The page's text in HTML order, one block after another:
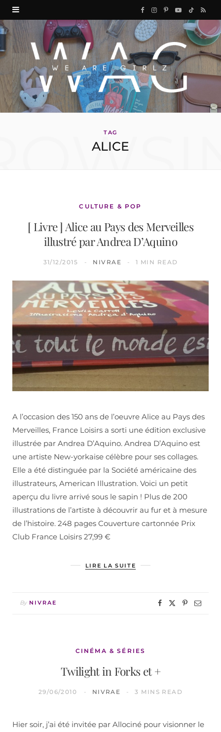
F
a
c
e
b
o
I
n
s
a
P
n
e
Y
o
u
u
T
i
k
R
S
TAG
ALICE
CULTURE & POP
[ Livre ] Alice au Pays des Merveilles
illustré par Andrea D’Aquino
31/12/2015 NIVRAE 1 MIN READ
A l’occasion des 150 ans de l’oeuvre Alice au Pays des
Merveilles, France Loisirs a sorti une édition exclusive
illustrée par Andrea D’Aquino. Andrea D’Aquino est
une artiste New-yorkaise célèbre pour ses collages.
Elle a été distinguée par la Société américaine des
illustrateurs, American Illustration. Voici un petit
aperçu du livre arrivé sous le sapin ! Plus de 200
illustrations de l’artiste à découvrir au fur et à mesure
de l’histoire. 248 pages Couverture cartonnée Prix
Club France Loisirs 27,99 €
LIRE LA SUITE
By NIVRAE
CINÉMA & SÉRIES
Twilight in Forks et +
29/06/2010 NIVRAE 3 MINS READ
Hier soir, j’ai été invitée par Allociné pour visionner le